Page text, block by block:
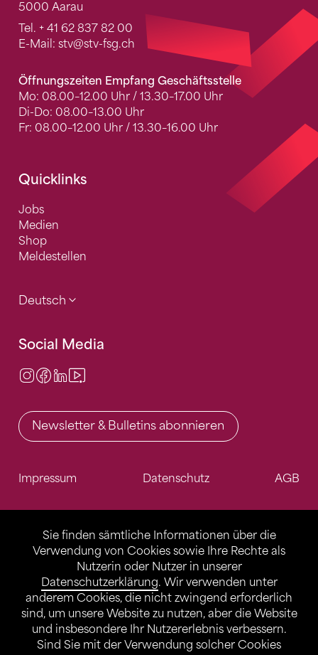
Sie finden sämtliche Informationen über die
Verwendung von Cookies sowie Ihre Rechte als
Nutzerin oder Nutzer in unserer
Datenschutzerklärung. Wir verwenden unter
anderem Cookies, die nicht zwingend erforderlich
sind, um unsere Website zu nutzen, aber die Website
und insbesondere Ihr Nutzererlebnis verbessern.
Sind Sie mit der Verwendung solcher Cookies
5000 Aarau
Tel. + 41 62 837 82 00
E-Mail: stv@stv-fsg.ch
Öffnungszeiten Empfang Geschäftsstelle
Mo: 08.00–12.00 Uhr / 13.30–17.00 Uhr
Di-Do: 08.00–13.00 Uhr
Fr: 08.00–12.00 Uhr / 13.30–16.00 Uhr
Quicklinks
Jobs
Medien
Shop
Meldestellen
Deutsch
Social Media
Instagram
Facebook
LinkedIn
Newsletter & Bulletins abonnieren
Impressum Datenschutz AGB